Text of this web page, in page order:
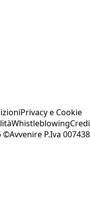
Privacy e Cookie
Whistleblowing
P.Iva